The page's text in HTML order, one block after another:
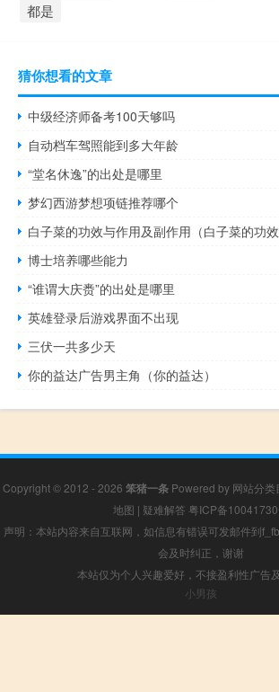
都是
猜你想看的文章
中级经济师备考100天够吗
自动档车驾照能到多大年龄
“堂名休逸”的出处是哪里
梦幻西游梦想项链推荐哪个
白子菜的功效与作用及副作用（白子菜的功效
博士培养哪些能力
“谁谓大庆赉”的出处是哪里
英雄登录后游戏界面不出现
三伏一共多少天
你的益达广告男主角（你的益达）
Copyright © 2012 - 2026 笨猪一条 Powered by 网站分类
地图 | 疑难解答 粤ICP备
声明：本站内容来自互联网，如信息有错误可发邮件到
会及时纠正，谢谢
本站仅为个人兴趣爱好，不接盈利性广告
小男孩